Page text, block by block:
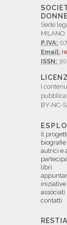
Sede
MILANO
P.IVA:
Email:
ISSN:
I
BY-NC-
il
biografie
autrici e
partecipa
libri
iniziative
assòciati
contatti